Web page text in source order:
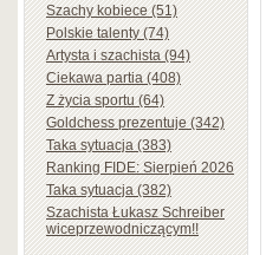
Szachy kobiece (51)
Polskie talenty (74)
Artysta i szachista (94)
Ciekawa partia (408)
Z życia sportu (64)
Goldchess prezentuje (342)
Taka sytuacja (383)
Ranking FIDE: Sierpień 2026
Taka sytuacja (382)
Szachista Łukasz Schreiber
wiceprzewodniczącym!!